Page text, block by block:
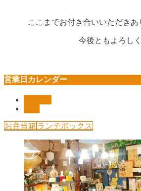
ここまでお付き合いいただきあ
今後ともよろし
営業日カレンダー
お弁当箱 ランチボックス